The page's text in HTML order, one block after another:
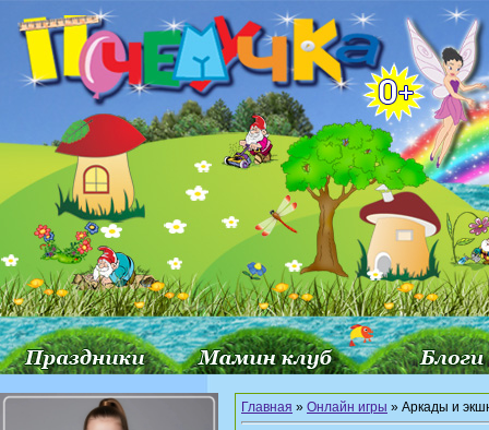
Главная » Онлайн игры » Аркады и